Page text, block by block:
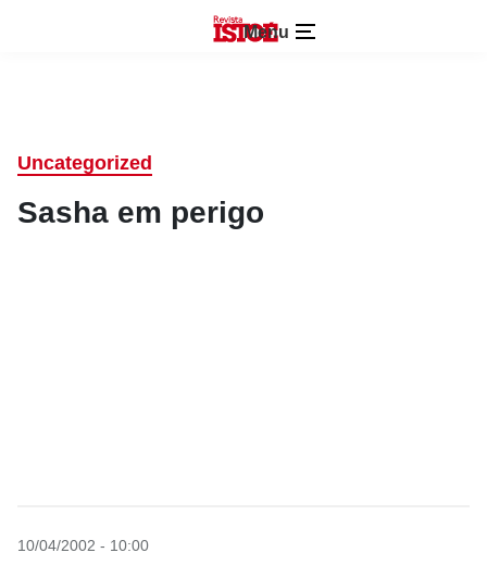
Menu
Uncategorized
Sasha em perigo
10/04/2002 - 10:00